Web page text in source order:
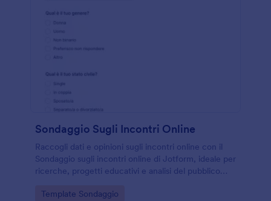
Sondaggio Sugli Incontri Online
Raccogli dati e opinioni sugli incontri online con il
Sondaggio sugli incontri online di Jotform, ideale per
ricerche, progetti educativi e analisi del pubblico
Go to Category:
Template Sondaggio